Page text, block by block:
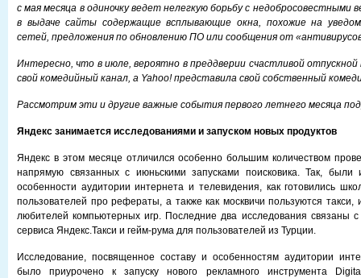
с мая месяца в одиночку ведет нелегкую борьбу с недобросовестными
в выдаче сайты содержащие всплывающие окна, похожие на
сетей, предложения по обновлению ПО или сообщения от
Интересно, что в июле, вероятно в преддверии счастливой
свой комедийный канал, а Yahoo! представила свой собственный
Рассмотрим эти и другие важные события первого летнего месяца
Яндекс занимается исследованиями и запуском новых продуктов
Яндекс в этом месяце отличился особенно большим количеством
напрямую связанных с июньскими запусками поисковика. Так, были
особенности аудитории интернета и телевидения, как готовились
пользователей про рефераты, а также как москвичи пользуются такси,
любителей компьютерных игр. Последние два исследования связаны
сервиса Яндекс.Такси и гейм-рума для пользователей из Турции.
Исследование, посвященное составу и особенностям аудитории
было приурочено к запуску нового рекламного инструмента